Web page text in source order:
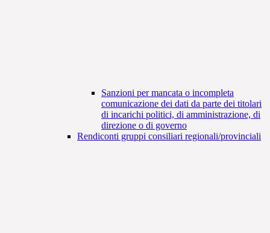
Sanzioni per mancata o incompleta
comunicazione dei dati da parte dei titolari
di incarichi politici, di amministrazione, di
direzione o di governo
Rendiconti gruppi consiliari regionali/provinciali